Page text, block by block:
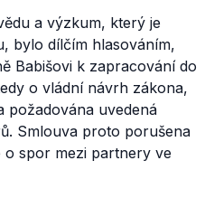
a výzkum, který je
bylo dílčím hlasováním,
Babišovi k zapracování do
o vládní návrh zákona,
požadována uvedená
Smlouva proto porušena
o spor mezi partnery ve